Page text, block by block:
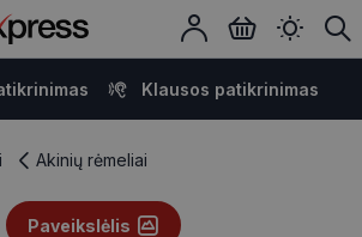
Klausos patikrinimas
Akinių rėmeliai
Paveikslėlis